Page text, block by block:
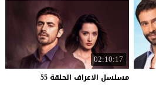
02:10:17
مسلسل الاعراف الحلقة 55